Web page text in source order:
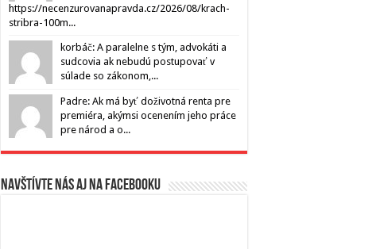
https://necenzurovanapravda.cz/2026/08/krach-
stribra-100m...
korbáč: A paralelne s tým, advokáti a
sudcovia ak nebudú postupovať v
súlade so zákonom,...
Padre: Ak má byť doživotná renta pre
premiéra, akýmsi ocenením jeho práce
pre národ a o...
Navštívte nás aj na Facebooku